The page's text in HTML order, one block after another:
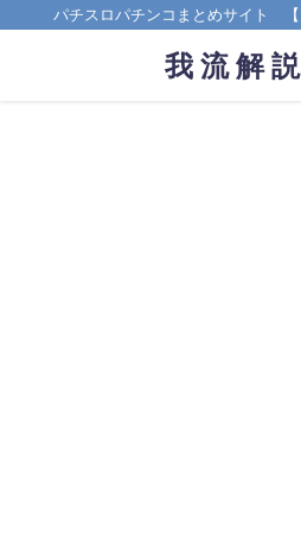
パチスロパチンコまとめサイト 【
我 流 解